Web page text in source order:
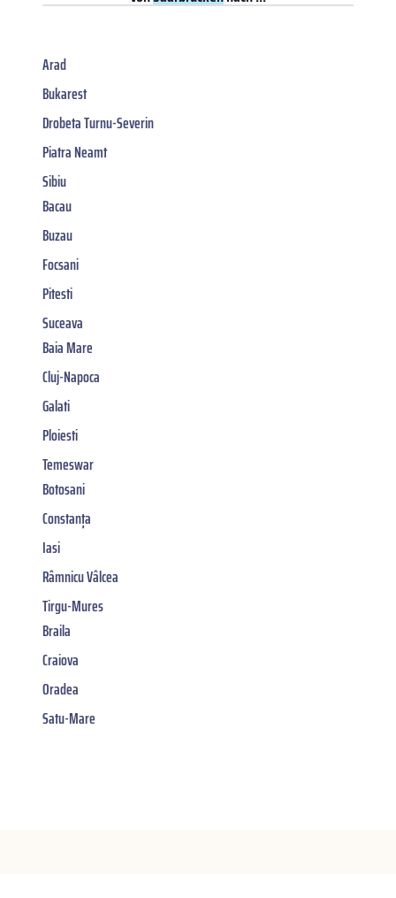
Arad
Bukarest
Drobeta Turnu-Severin
Piatra Neamt
Sibiu
Bacau
Buzau
Focsani
Pitesti
Suceava
Baia Mare
Cluj-Napoca
Galati
Ploiesti
Temeswar
Botosani
Constanța
Iasi
Râmnicu Vâlcea
Tirgu-Mures
Braila
Craiova
Oradea
Satu-Mare